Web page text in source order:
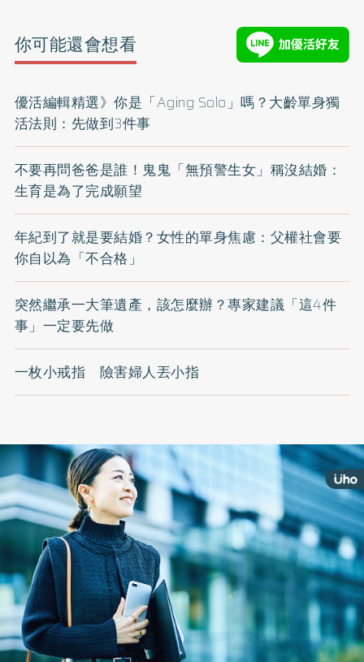
你可能還會想看
優活編輯精選》你是「Aging Solo」嗎？大齡單身獨
活法則：先做到3件事
不要再問爸爸是誰！鬼鬼「無預警生女」稱沒結婚：
生育是為了完成願望
年紀到了就是要結婚？女性的單身焦慮：父權社會要
你自以為「不合格」
突然繼承一大筆遺產，該怎麼辦？專家建議「這4件
事」一定要先做
一枚小戒指 險害婦人丟小指